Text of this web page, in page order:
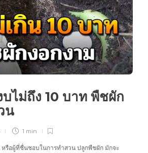
บไม่ถึง 10 บาท พืชผัก
น
1 min
หรือผู้ที่ชื่นชอบในการทำสวน ปลูกพืชผัก มักจะ